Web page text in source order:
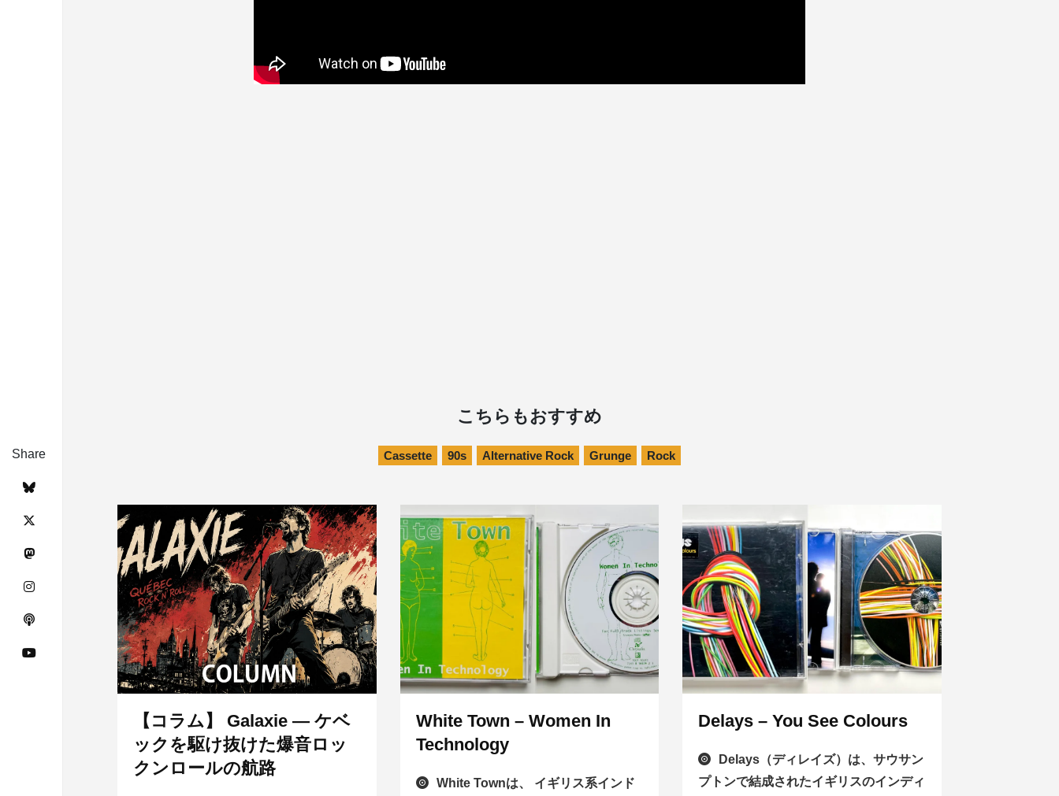
Share
こちらもおすすめ
Cassette 90s Alternative Rock Grunge Rock
【コラム】 Galaxie ― ケベ
ックを駆け抜けた爆音ロッ
クンロールの航路
White Town – Women In
Technology
White Townは、 イギリス系インド
Delays – You See Colours
Delays（ディレイズ）は、サウサン
プトンで結成されたイギリスのインディ